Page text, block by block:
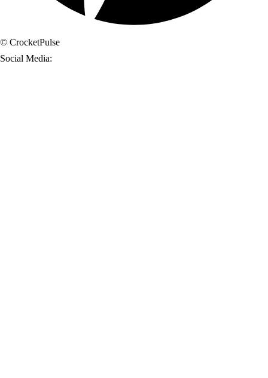
© CrocketPulse
Social Media: